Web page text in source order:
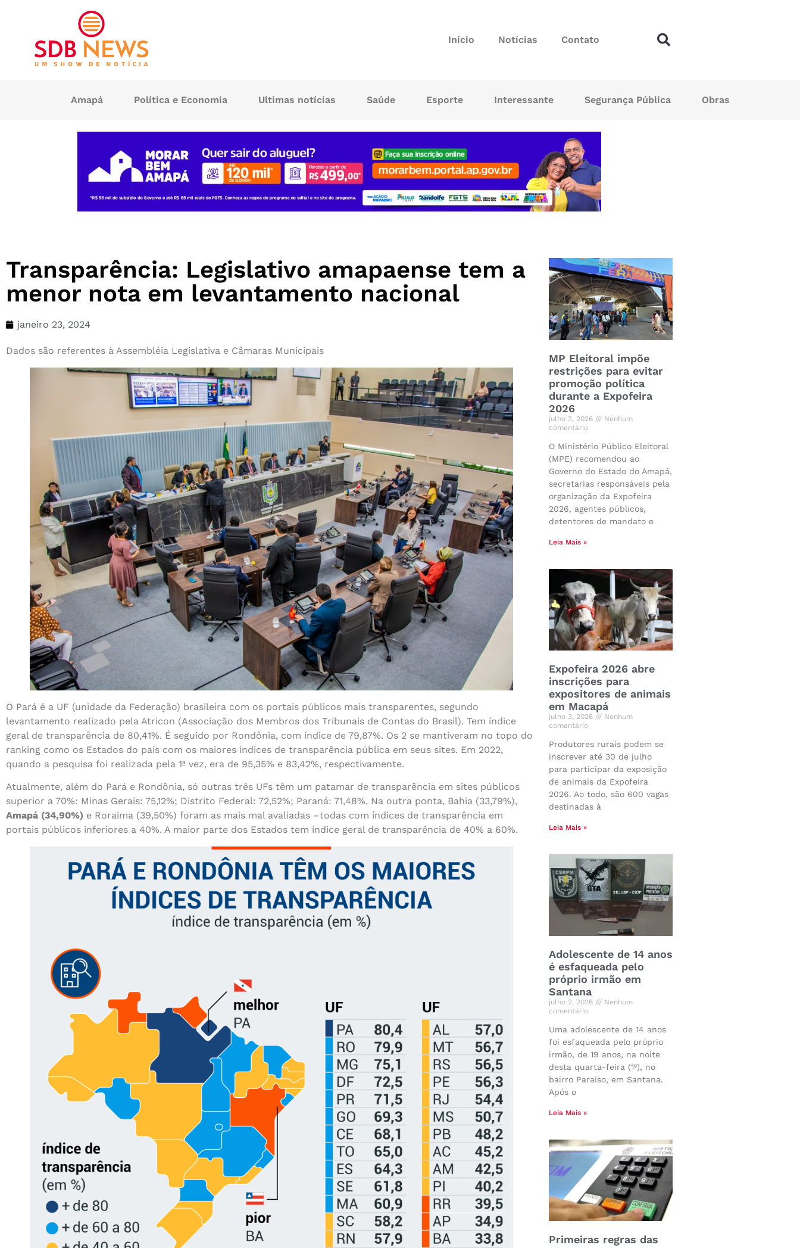
Início Notícias Contato
Amapá Política e Economia Ultimas notícias Saúde Esporte Interessante Segurança Pública Obras
Transparência: Legislativo amapaense tem a
menor nota em levantamento nacional
janeiro 23, 2024
Dados são referentes à Assembléia Legislativa e Câmaras Municipais
O Pará é a UF (unidade da Federação) brasileira com os portais públicos mais transparentes, segundo
levantamento realizado pela Atricon (Associação dos Membros dos Tribunais de Contas do Brasil). Tem índice
geral de transparência de 80,41%. É seguido por Rondônia, com índice de 79,87%. Os 2 se mantiveram no topo do
ranking como os Estados do país com os maiores índices de transparência pública em seus sites. Em 2022,
quando a pesquisa foi realizada pela 1ª vez, era de 95,35% e 83,42%, respectivamente.
Atualmente, além do Pará e Rondônia, só outras três UFs têm um patamar de transparência em sites públicos
superior a 70%: Minas Gerais: 75,12%; Distrito Federal: 72,52%; Paraná: 71,48%. Na outra ponta, Bahia (33,79%),
Amapá (34,90%) e Roraima (39,50%) foram as mais mal avaliadas –todas com índices de transparência em
portais públicos inferiores a 40%. A maior parte dos Estados tem índice geral de transparência de 40% a 60%.
MP Eleitoral impõe
restrições para evitar
promoção política
durante a Expofeira
2026
julho 3, 2026
Nenhum
comentário
O Ministério Público Eleitoral
(MPE) recomendou ao
Governo do Estado do Amapá,
secretarias responsáveis pela
organização da Expofeira
2026, agentes públicos,
detentores de mandato e
Leia Mais »
Expofeira 2026 abre
inscrições para
expositores de animais
em Macapá
julho 3, 2026
Nenhum
comentário
Produtores rurais podem se
inscrever até 30 de julho
para participar da exposição
de animais da Expofeira
2026. Ao todo, são 600 vagas
destinadas à
Leia Mais »
Adolescente de 14 anos
é esfaqueada pelo
próprio irmão em
Santana
julho 2, 2026
Nenhum
comentário
Uma adolescente de 14 anos
foi esfaqueada pelo próprio
irmão, de 19 anos, na noite
desta quarta-feira (1º), no
bairro Paraíso, em Santana.
Após o
Leia Mais »
Primeiras regras das